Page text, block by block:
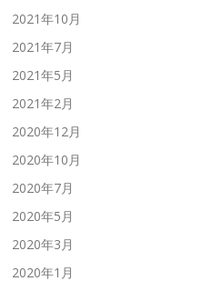
2021年10月
2021年7月
2021年5月
2021年2月
2020年12月
2020年10月
2020年7月
2020年5月
2020年3月
2020年1月